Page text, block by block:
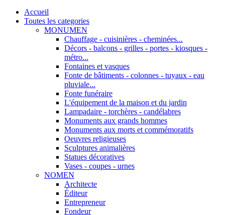
Accueil
Toutes les categories
MONUMEN
Chauffage - cuisinières - cheminées...
Décors - balcons - grilles - portes - kiosques -
métro...
Fontaines et vasques
Fonte de bâtiments - colonnes - tuyaux - eau
pluviale...
Fonte funéraire
L'équipement de la maison et du jardin
Lampadaire - torchères - candélabres
Monuments aux grands hommes
Monuments aux morts et commémoratifs
Oeuvres religieuses
Sculptures animalières
Statues décoratives
Vases - coupes - urnes
NOMEN
Architecte
Éditeur
Entrepreneur
Fondeur